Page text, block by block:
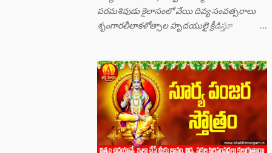
పరమశివుడు కైలాసంలో వేయి దివ్య సంవత్సరాలు
శృంగారలీలాకళోత్సాల హృదయులై క్రీడిస్తూ
ఉన్నది. సమస్త దేవతా గణములు,సాధు పుంగవులు
తారకాసురుడు పెడుతున్న బాధలు భరింపలేకుండా
ఉన్నారు. తారకాసురుడు బ్రహ్మగారి నుండి పొందిన
వరమేమనగా… పరమశివుని వీర్యానికి జన్మించిన వాడి
చేతిలోనే తాను సంహరించబడాలి అని. శివుడు అంటే
కామాన్ని గెలిచిన వాడు, ఆయన ఎప్పుడు తనలోతానే